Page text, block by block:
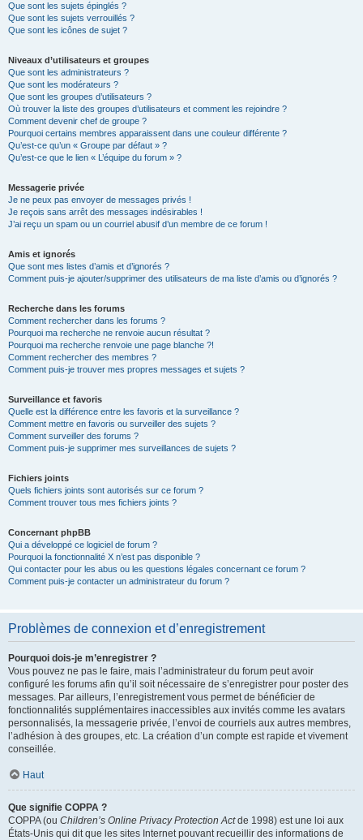
Que sont les sujets épinglés ?
Que sont les sujets verrouillés ?
Que sont les icônes de sujet ?
Niveaux d’utilisateurs et groupes
Que sont les administrateurs ?
Que sont les modérateurs ?
Que sont les groupes d’utilisateurs ?
Où trouver la liste des groupes d’utilisateurs et comment les rejoindre ?
Comment devenir chef de groupe ?
Pourquoi certains membres apparaissent dans une couleur différente ?
Qu’est-ce qu’un « Groupe par défaut » ?
Qu’est-ce que le lien « L’équipe du forum » ?
Messagerie privée
Je ne peux pas envoyer de messages privés !
Je reçois sans arrêt des messages indésirables !
J’ai reçu un spam ou un courriel abusif d’un membre de ce forum !
Amis et ignorés
Que sont mes listes d’amis et d’ignorés ?
Comment puis-je ajouter/supprimer des utilisateurs de ma liste d’amis ou d’ignorés ?
Recherche dans les forums
Comment rechercher dans les forums ?
Pourquoi ma recherche ne renvoie aucun résultat ?
Pourquoi ma recherche renvoie une page blanche ?!
Comment rechercher des membres ?
Comment puis-je trouver mes propres messages et sujets ?
Surveillance et favoris
Quelle est la différence entre les favoris et la surveillance ?
Comment mettre en favoris ou surveiller des sujets ?
Comment surveiller des forums ?
Comment puis-je supprimer mes surveillances de sujets ?
Fichiers joints
Quels fichiers joints sont autorisés sur ce forum ?
Comment trouver tous mes fichiers joints ?
Concernant phpBB
Qui a développé ce logiciel de forum ?
Pourquoi la fonctionnalité X n’est pas disponible ?
Qui contacter pour les abus ou les questions légales concernant ce forum ?
Comment puis-je contacter un administrateur du forum ?
Problèmes de connexion et d’enregistrement
Pourquoi dois-je m’enregistrer ?
Vous pouvez ne pas le faire, mais l’administrateur du forum peut avoir
configuré les forums afin qu’il soit nécessaire de s’enregistrer pour poster des
messages. Par ailleurs, l’enregistrement vous permet de bénéficier de
fonctionnalités supplémentaires inaccessibles aux invités comme les avatars
personnalisés, la messagerie privée, l’envoi de courriels aux autres membres,
l’adhésion à des groupes, etc. La création d’un compte est rapide et vivement
conseillée.
Haut
Que signifie COPPA ?
COPPA (ou Children’s Online Privacy Protection Actde 1998) est une loi aux
États-Unis qui dit que les sites Internet pouvant recueillir des informations de